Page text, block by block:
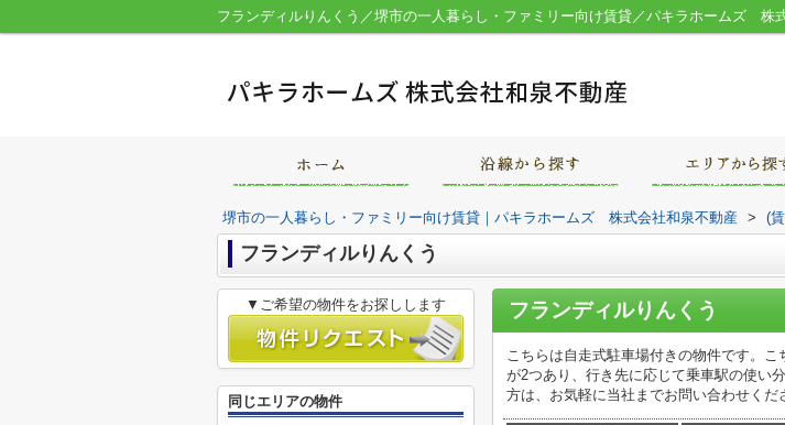
堺市の一人暮らし・ファミリー向け賃貸｜パキラホームズ 株式会社和泉不動産 > (
フランディルりんくう
フランディルりんくう
こちらは自走式駐車場付きの物件です。
が2つあり、行き先に応じて乗車駅の使い
方は、お気軽に当社までお問い合わせくだ
▼ご希望の物件をお探しします
同じエリアの物件